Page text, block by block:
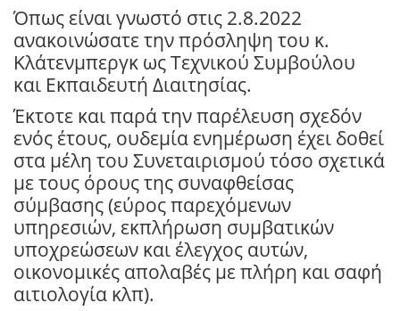
Όπως είναι γνωστό στις 2.8.2022
ανακοινώσατε την πρόσληψη του κ.
Κλάτενμπεργκ ως Τεχνικού Συμβούλου
και Εκπαιδευτή Διαιτησίας.
Έκτοτε και παρά την παρέλευση σχεδόν
ενός έτους, ουδεμία ενημέρωση έχει δοθεί
στα μέλη του Συνεταιρισμού τόσο σχετικά
με τους όρους της συναφθείσας
σύμβασης (εύρος παρεχόμενων
υπηρεσιών, εκπλήρωση συμβατικών
υποχρεώσεων και έλεγχος αυτών,
οικονομικές απολαβές με πλήρη και σαφή
αιτιολογία κλπ).